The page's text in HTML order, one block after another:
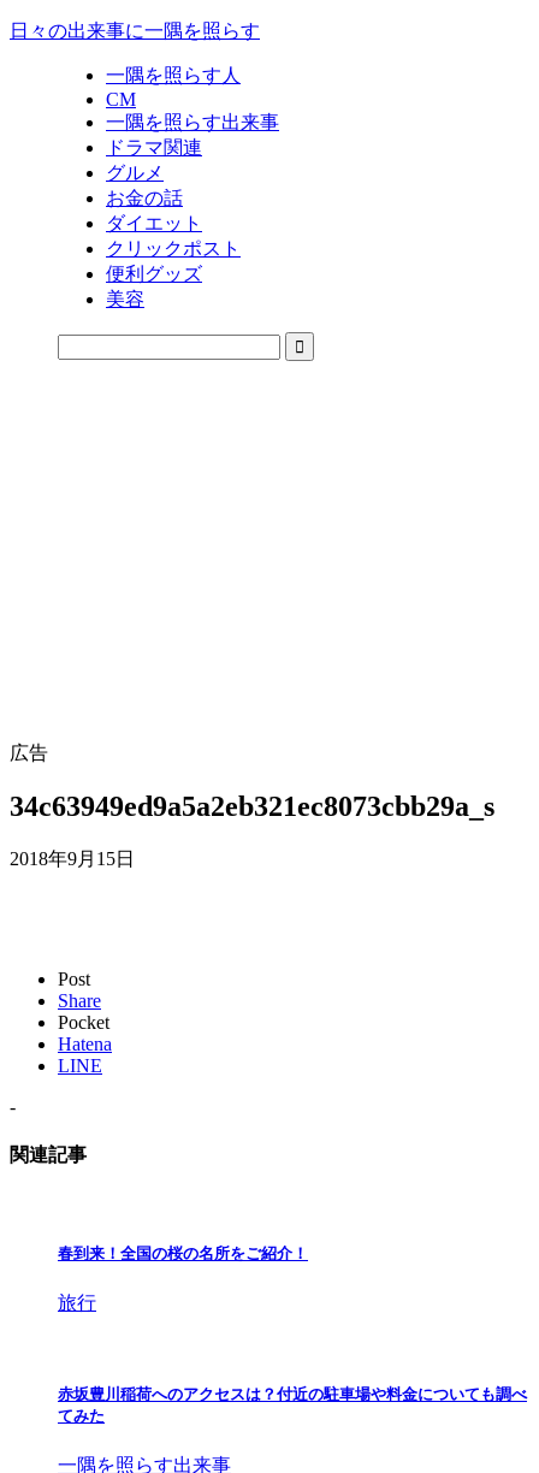
日々の出来事に一隅を照らす
一隅を照らす人
CM
一隅を照らす出来事
ドラマ関連
グルメ
お金の話
ダイエット
クリックポスト
便利グッズ
美容
広告
34c63949ed9a5a2eb321ec8073cbb29a_s
2018年9月15日
Post
Share
Pocket
Hatena
LINE
-
関連記事
春到来！全国の桜の名所をご紹介！
旅行
赤坂豊川稲荷へのアクセスは？付近の駐車場や料金についても調べ
てみた
一隅を照らす出来事